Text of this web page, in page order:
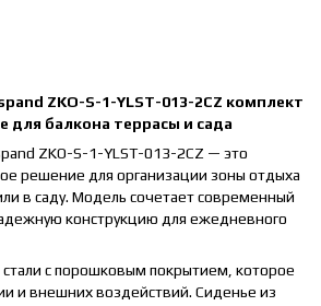
ZKO-S-1-YLST-013-2CZ комплект
для балкона террасы и сада
ZKO-S-1-YLST-013-2CZ — это
решение для организации зоны отдыха
в саду. Модель сочетает современный
конструкцию для ежедневного
стали с порошковым покрытием, которое
и внешних воздействий. Сиденье из